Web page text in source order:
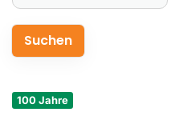
100 Jahre
Verantwortung
Aus- und Fortbildungen